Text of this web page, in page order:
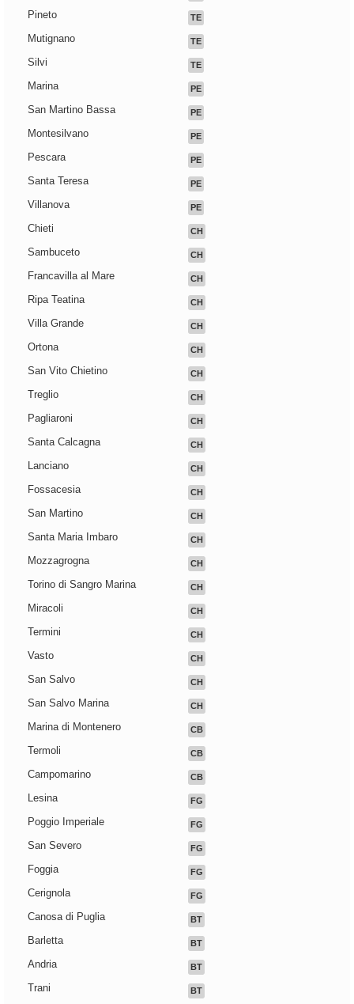
Pineto TE
Mutignano TE
Silvi TE
Marina PE
San Martino Bassa PE
Montesilvano PE
Pescara PE
Santa Teresa PE
Villanova PE
Chieti CH
Sambuceto CH
Francavilla al Mare CH
Ripa Teatina CH
Villa Grande CH
Ortona CH
San Vito Chietino CH
Treglio CH
Pagliaroni CH
Santa Calcagna CH
Lanciano CH
Fossacesia CH
San Martino CH
Santa Maria Imbaro CH
Mozzagrogna CH
Torino di Sangro Marina CH
Miracoli CH
Termini CH
Vasto CH
San Salvo CH
San Salvo Marina CH
Marina di Montenero CB
Termoli CB
Campomarino CB
Lesina FG
Poggio Imperiale FG
San Severo FG
Foggia FG
Cerignola FG
Canosa di Puglia BT
Barletta BT
Andria BT
Trani BT